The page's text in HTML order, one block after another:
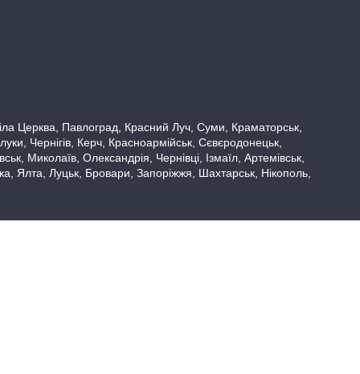
Церква, Павлоград, Красний Луч, Суми, Краматорськ,
Чернігів, Керч, Красноармійськ, Сєвєродонецьк,
Миколаїв, Олександрія, Чернівці, Ізмаїл, Артемівськ,
Ялта, Луцьк, Бровари, Запоріжжя, Шахтарськ, Нікополь,